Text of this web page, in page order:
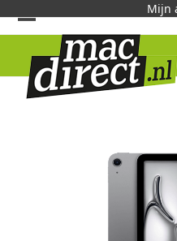
Mijn
Open
mobile
menu
Close
mobile
menu